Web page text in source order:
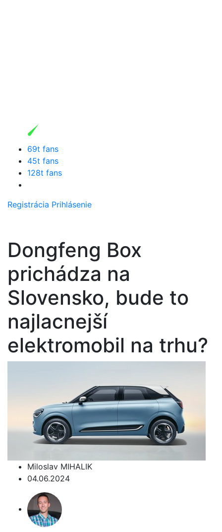
69t fans
45t fans
128t fans
Registrácia Prihlásenie
Dongfeng Box
prichádza na
Slovensko, bude to
najlacnejší
elektromobil na trhu?
Miloslav MIHALIK
04.06.2024